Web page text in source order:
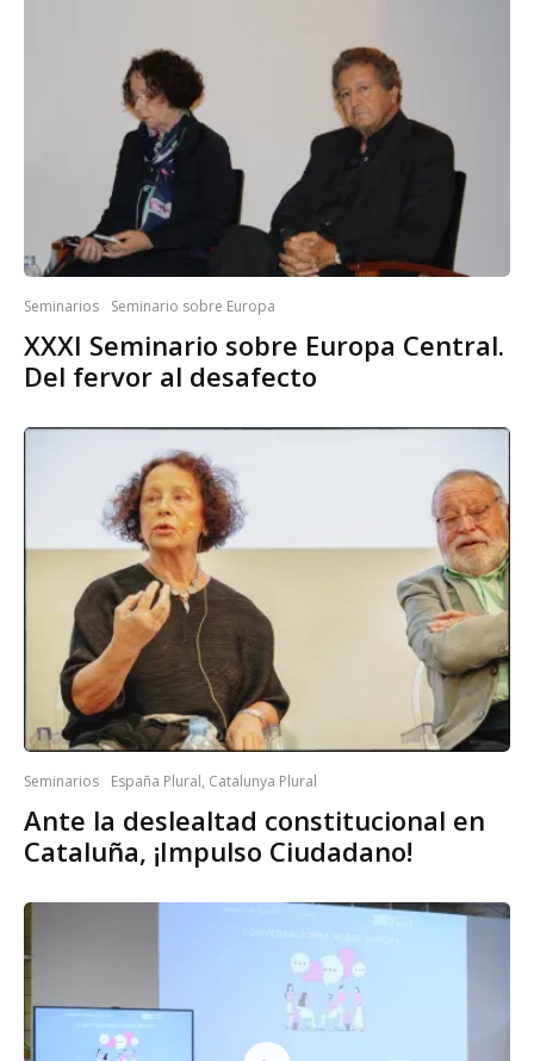
Seminarios Seminario sobre Europa
XXXI Seminario sobre Europa Central.
Del fervor al desafecto
Seminarios España Plural, Catalunya Plural
Ante la deslealtad constitucional en
Cataluña, ¡Impulso Ciudadano!